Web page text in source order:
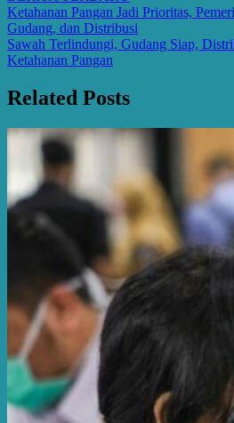
Post
navigation
Ketahanan Pangan Jadi Prioritas,
Gudang, dan Distribusi
Sawah Terlindungi, Gudang Siap,
Ketahanan Pangan
Related Posts